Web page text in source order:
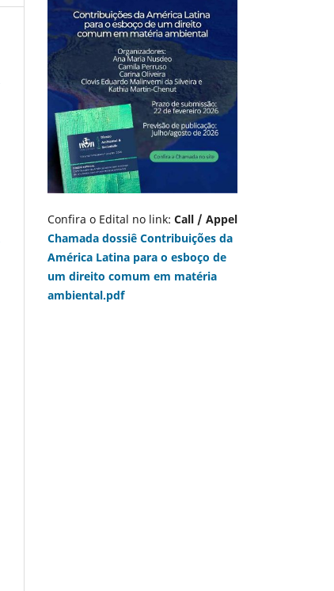
Confira o Edital no link: Call / Appel
Chamada dossiê Contribuições da
América Latina para o esboço de
um direito comum em matéria
ambiental.pdf